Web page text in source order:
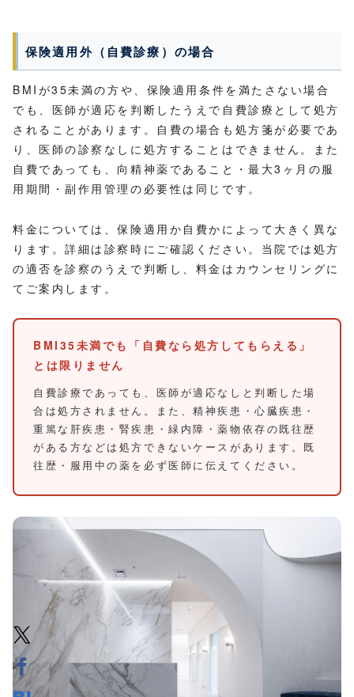
保険適用外（自費診療）の場合
BMIが35未満の方や、保険適用条件を満たさない場合
でも、医師が適応を判断したうえで自費診療として処方
されることがあります。自費の場合も処方箋が必要であ
り、医師の診察なしに処方することはできません。また
自費であっても、向精神薬であること・最大3ヶ月の服
用期間・副作用管理の必要性は同じです。
料金については、保険適用か自費かによって大きく異な
ります。詳細は診察時にご確認ください。当院では処方
の適否を診察のうえで判断し、料金はカウンセリングに
てご案内します。
BMI35未満でも「自費なら処方してもらえる」
とは限りません
自費診療であっても、医師が適応なしと判断した場
合は処方されません。また、精神疾患・心臓疾患・
重篤な肝疾患・腎疾患・緑内障・薬物依存の既往歴
がある方などは処方できないケースがあります。既
往歴・服用中の薬を必ず医師に伝えてください。